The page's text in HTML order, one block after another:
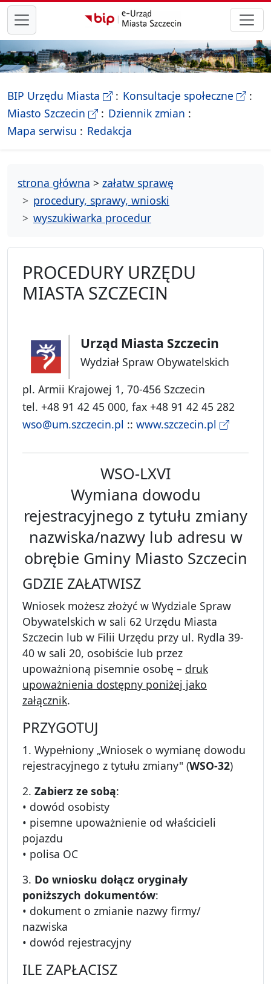
przejdź do głównego menu
BIP Urzędu Miasta - Biletyn Informacji Publicznej
Konsultacje społeczne-
Miasto Szczecin - Oficjalna strona Miasta Szczecin
Dziennik zmian
Mapa serwisu - drzewko rozdziałów
Redakcja
strona główna > załatw sprawę
procedury, sprawy, wnioski
wyszukiwarka procedur
PROCEDURY URZĘDU
MIASTA SZCZECIN
Urząd Miasta Szczecin
Wydział Spraw Obywatelskich
pl. Armii Krajowej 1, 70-456 Szczecin
tel. +48 91 42 45 000, fax +48 91 42 45 282
wso@um.szczecin.pl :: www.szczecin.pl
WSO-LXVI
Wymiana dowodu
rejestracyjnego z tytułu zmiany
nazwiska/nazwy lub adresu w
obrębie Gminy Miasto Szczecin
GDZIE ZAŁATWISZ
Wniosek możesz złożyć w Wydziale Spraw
Obywatelskich w sali 62 Urzędu Miasta
Szczecin lub w Filii Urzędu przy ul. Rydla 39-
40 w sali 20, osobiście lub przez
upoważnioną pisemnie osobę – druk
upoważnienia dostępny poniżej jako
załącznik.
PRZYGOTUJ
1. Wypełniony „Wniosek o wymianę dowodu
rejestracyjnego z tytułu zmiany" (WSO-32)
2. Zabierz ze sobą:
• dowód osobisty
• pisemne upoważnienie od właścicieli
pojazdu
• polisa OC
3. Do wniosku dołącz oryginały
poniższych dokumentów:
• dokument o zmianie nazwy firmy/
nazwiska
• dowód rejestracyjny
ILE ZAPŁACISZ